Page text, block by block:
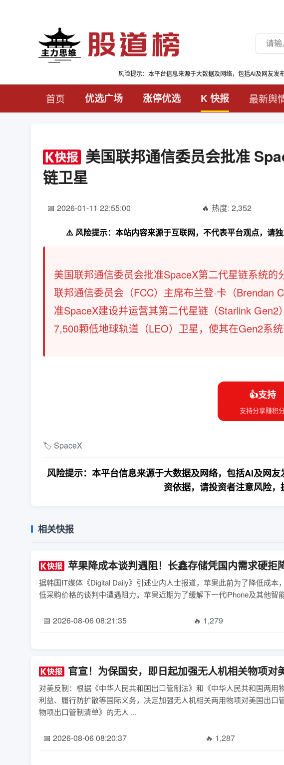
风险提示：本平台信息来源于大数据及网络，包括AI及网友发
首页 优选广场 涨停优选 K 快报 最新舆
美国联邦通信委员会批准
链卫星
📅 2026-01-11 22:55:00 🔥 热度: 2,352
⚠️ 风险提示：本站内容来源于互联网，不代表平台观点，请
美国联邦通信委员会批准SpaceX第二代星链系统
联邦通信委员会（FCC）主席布兰登·卡（Brendan
准SpaceX建设并运营其第二代星链（Starlink
7,500颗低地球轨道（LEO）卫星，使其在Gen2系
👍支持
支持分享赚积
🏷️ SpaceX
风险提示：本平台信息来源于大数据及网络，包括AI及网
资依据，请投资者注意风险，
相关快报
苹果降成本谈判遇阻！长鑫存储凭国内需求硬拒
据韩国IT媒体《Digital Daily》引述业内人士报道，苹果此前为了降低成
低采购价格的谈判中遭遇阻力。苹果近期为了缓解下一代iPhone及其他
📅 2026-08-06 08:21:35 🔥 1,279
官宣！为保国安，即日起加强无人机相关物项对
对美反制：根据《中华人民共和国出口管制法》和《中华人民共和国两
利益、履行防扩散等国际义务，决定加强无人机相关两用物项对美国出
物项出口管制清单》的无人 ...
📅 2026-08-06 08:20:37 🔥 1,287